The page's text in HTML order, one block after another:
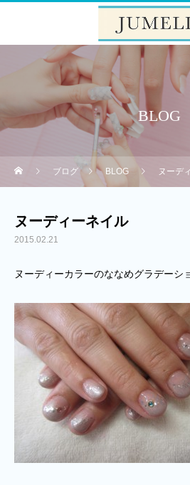
BLOG
ブログ BLOG ヌーデ
ヌーディーネイル
2015.02.21
ヌーディーカラーのななめグラデーシ